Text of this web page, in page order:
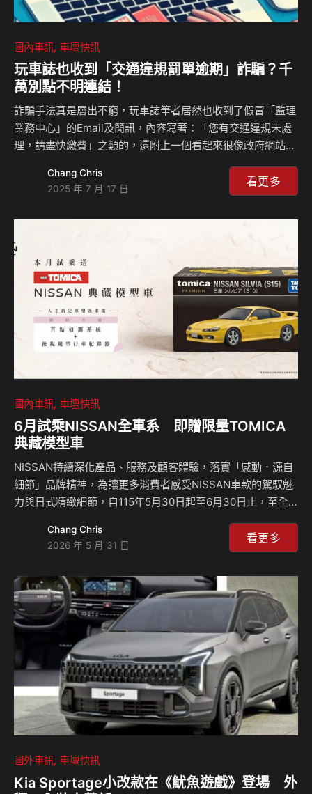
國內車訊 車壇快訊
玩車誌也收到「交通違規罰單逾期」詐騙？千
萬別點不明連結！
詐騙手法真是層出不窮，玩車誌筆者居然也收到了假冒「監理
業務中心」的Email及簡訊，內容寫著：「您有交通違規未處
理，請盡快繳費」之類的，還附上一個看起來很像政府網站的
次！ 記住，政府機關不會Email或簡訊通知罰單逾期！ 交通部
公路局表示，他們已經持續通報下架了超過169個詐騙網站！
關雖然有提供交通違規罰單到期簡訊提醒服務，但那個服務是
需要你自己去申請的，而且只有「提醒」功能，絕對不會附上
網址叫你點進去繳費！ 更不可能用Email…
Chang Chris
2025 年 7 月 17 日
看更多
國內車訊 車壇快訊
6月試乘NISSAN全車系 即贈限量TOMICA
典藏模型車
NISSAN持續深化產品、服務及顧客體驗，落實「感動．源自
細節」品牌精神，為讓更多消費者感受NISSAN車款的駕馭魅
力與日式精緻細節，自115年5月30日起至6月30日止，至全
黑盒系列模型車乙台，其中包含眾多日產經典車款：傳奇起點
SKYLINE、東瀛戰神GT-R(R32/R35)、灣岸惡魔FAIRLADY
原實車細節，不僅喚醒無數車迷共同記憶，更具備高度收藏價
值，本次活動贈品數量及款式有限、送完為止，請全國車迷把
握難得機會，儘速預約試乘，共同珍藏NISSA…
Chang Chris
2026 年 5 月 31 日
看更多
國外車訊 車壇快訊
Kia Sportage小改款在《魷魚遊戲》登場 外